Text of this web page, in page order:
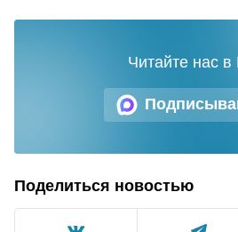
Читайте нас в
Поделиться новостью